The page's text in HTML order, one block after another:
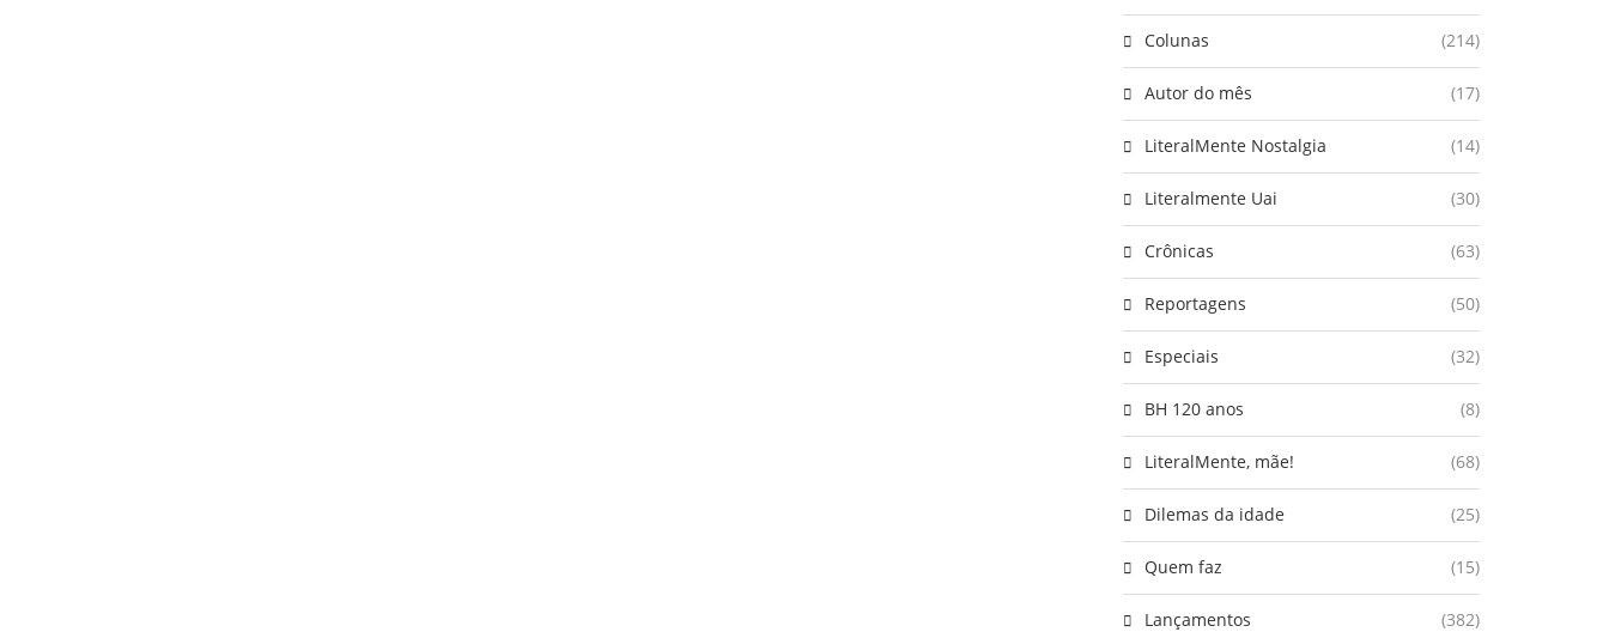
Colunas (214)
Autor do mês (17)
LiteralMente Nostalgia (14)
Literalmente Uai (30)
Crônicas (63)
Reportagens (50)
Especiais (32)
BH 120 anos (8)
LiteralMente, mãe! (68)
Dilemas da idade (25)
Quem faz (15)
Lançamentos (382)